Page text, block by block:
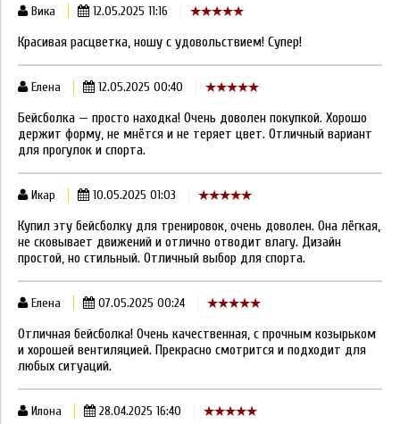
Вика 12.05.2025 11:16
Красивая расцветка, ношу с удовольствием! Супер!
Елена 12.05.2025 00:40
Бейсболка — просто находка! Очень доволен покупкой. Хорошо
держит форму, не мнётся и не теряет цвет. Отличный вариант
для прогулок и спорта.
Икар 10.05.2025 01:03
Купил эту бейсболку для тренировок, очень доволен. Она лёгкая,
не сковывает движений и отлично отводит влагу. Дизайн
простой, но стильный. Отличный выбор для спорта.
Елена 07.05.2025 00:24
Отличная бейсболка! Очень качественная, с прочным козырьком
и хорошей вентиляцией. Прекрасно смотрится и подходит для
любых ситуаций.
Илона 28.04.2025 16:40